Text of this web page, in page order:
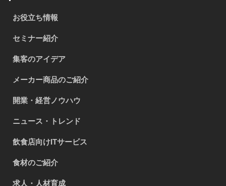
お役立ち情報
セミナー紹介
集客のアイデア
メーカー商品のご紹介
開業・経営ノウハウ
ニュース・トレンド
飲食店向けITサービス
食材のご紹介
求人・人材育成